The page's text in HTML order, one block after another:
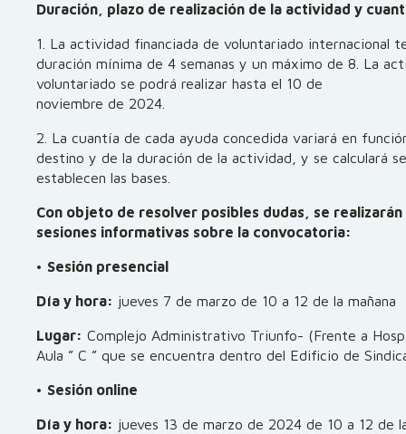
Duración, plazo de realización de la actividad y
1. La actividad financiada de voluntariado internacional
duración mínima de 4 semanas y un máximo de 8. La
voluntariado se podrá realizar hasta el 10 de
noviembre de 2024.
2. La cuantía de cada ayuda concedida variará en
destino y de la duración de la actividad, y se calculará
establecen las bases.
Con objeto de resolver posibles dudas, se
sesiones informativas sobre la convocatoria:
• Sesión presencial
Día y hora: jueves 7 de marzo de 10 a 12 de la mañana
Lugar: Complejo Administrativo Triunfo- (Frente a
Aula ” C ” que se encuentra dentro del Edificio de
• Sesión online
Día y hora: jueves 13 de marzo de 2024 de 10 a 12 de